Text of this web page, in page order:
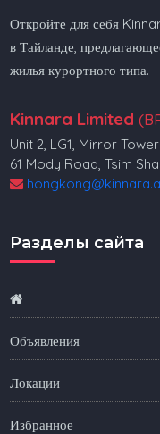
Откройте для себя
в Тайланде,
жилья курортного типа.
Kinnara Limited
Unit 2, LG1, Mirror Tower
61 Mody Road, Tsim
Разделы сайта
Объявления
Локации
Избранное